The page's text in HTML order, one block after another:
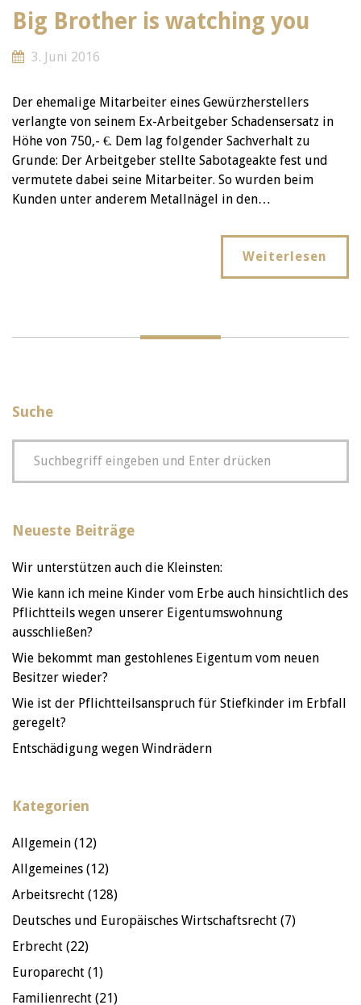
Big Brother is watching you
3. Juni 2016
Der ehemalige Mitarbeiter eines Gewürzherstellers
verlangte von seinem Ex-Arbeitgeber Schadensersatz in
Höhe von 750,- €. Dem lag folgender Sachverhalt zu
Grunde: Der Arbeitgeber stellte Sabotageakte fest und
vermutete dabei seine Mitarbeiter. So wurden beim
Kunden unter anderem Metallnägel in den…
Weiterlesen
Suche
Neueste Beiträge
Wir unterstützen auch die Kleinsten:
Wie kann ich meine Kinder vom Erbe auch hinsichtlich des
Pflichtteils wegen unserer Eigentumswohnung
ausschließen?
Wie bekommt man gestohlenes Eigentum vom neuen
Besitzer wieder?
Wie ist der Pflichtteilsanspruch für Stiefkinder im Erbfall
geregelt?
Entschädigung wegen Windrädern
Kategorien
Allgemein (12)
Allgemeines (12)
Arbeitsrecht (128)
Deutsches und Europäisches Wirtschaftsrecht (7)
Erbrecht (22)
Europarecht (1)
Familienrecht (21)